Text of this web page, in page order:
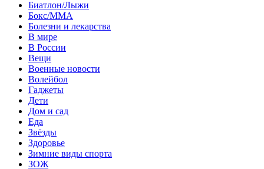
Биатлон/Лыжи
Бокс/MMA
Болезни и лекарства
В мире
В России
Вещи
Военные новости
Волейбол
Гаджеты
Дети
Дом и сад
Еда
Звёзды
Здоровье
Зимние виды спорта
ЗОЖ